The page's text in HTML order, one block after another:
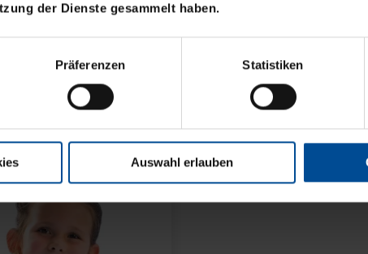
der Dienste gesammelt haben.
Präferenzen Statistiken
Auswahl erlauben
Neu
SWEATER KARLSRUHE